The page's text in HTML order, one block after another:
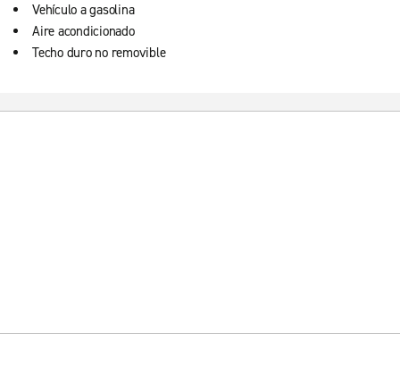
Vehículo a gasolina
Aire acondicionado
Techo duro no removible